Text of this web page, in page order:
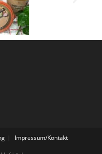
Impressum/Kontakt